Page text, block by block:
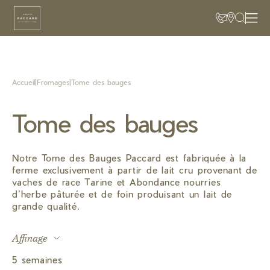
Accueil Fromages Tome des bauges
Tome des bauges
Notre Tome des Bauges Paccard est fabriquée à la
ferme exclusivement à partir de lait cru provenant de
vaches de race Tarine et Abondance nourries
d’herbe pâturée et de foin produisant un lait de
grande qualité.
Affinage
5 semaines